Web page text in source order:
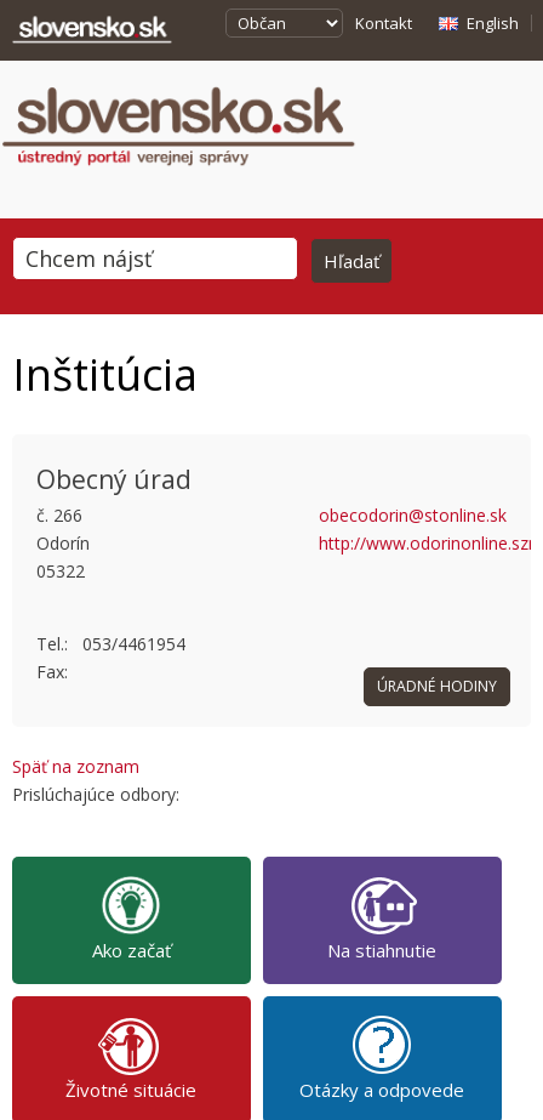
Kontakt English
Inštitúcia
This page can't load Google Maps correctly.
Obecný úrad
č. 266
Odorín
05322
obecodorin@stonline.sk
http://
Tel.: 053/4461954
Fax:
ÚRADNÉ HODINY
Späť na zoznam
Prislúchajúce odbory:
Ako začať Na stiahnutie
Životné situácie Otázky a odpovede